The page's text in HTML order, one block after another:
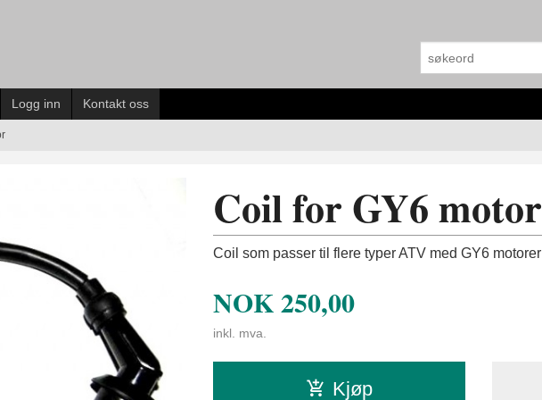
Logg inn Kontakt oss
Coil for GY6 motor
Coil som passer til flere typer ATV med GY6 motorer
NOK250,00
inkl. mva.
Kjøp